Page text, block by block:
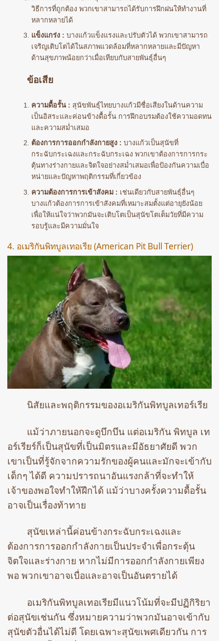
วิธีการที่ถูกต้อง พวกเขาสามารถได้รับการฝึกฝนให้ทำงานที่
หลากหลายได้
แข็งแกร่ง : บางแก้วแข็งแรงและปรับตัวได้ พวกเขาสามารถ
เจริญเติบโตได้ในสภาพแวดล้อมที่หลากหลายและมีปัญหา
ด้านสุขภาพน้อยกว่าเมื่อเทียบกับสายพันธุ์อื่นๆ
ข้อเสีย
ความดื้อรั้น : สุนัขพันธุ์ไทยบางแก้วมีชื่อเสียงในด้านความ
เป็นอิสระและค่อนข้างดื้อรั้น การฝึกอบรมต้องใช้ความอดทน
และความสม่ำเสมอ
ต้องการการออกกำลังกายสูง : บางแก้วเป็นสุนัขที่
กระฉับกระเฉงและกระฉับกระเฉง พวกเขาต้องการการกระ
ตุ้นทางร่างกายและจิตใจอย่างสม่ำเสมอเพื่อป้องกันความเบื่อ
หน่ายและปัญหาพฤติกรรมที่เกี่ยวข้อง
ความต้องการการเข้าสังคม : เช่นเดียวกับสายพันธุ์อื่นๆ
บางแก้วต้องการการเข้าสังคมที่เหมาะสมตั้งแต่อายุยังน้อย
เพื่อให้แน่ใจว่าพวกมันจะเติบโตเป็นสุนัขโตเต็มวัยที่มีความ
รอบรู้และมีความมั่นใจ
4. อเมริกันพิทบูลเทอเรีย (American Pit Bull Terrier)
นิสัยและพฤติกรรมของอเมริกันพิทบูลเทอร์เรีย
แม้ว่าภายนอกจะดูบึกบึน แต่อเมริกัน พิทบูล เท
อร์เรียร์ก็เป็นสุนัขที่เป็นมิตรและมีอัธยาศัยดี พวก
เขาเป็นที่รู้จักจากความรักของผู้คนและมักจะเข้ากับ
เด็กๆ ได้ดี ความปรารถนาอันแรงกล้าที่จะทำให้
เจ้าของพอใจทำให้ฝึกได้ แม้ว่าบางครั้งความดื้อรั้น
อาจเป็นเรื่องท้าทาย
สุนัขเหล่านี้ค่อนข้างกระฉับกระเฉงและ
ต้องการการออกกำลังกายเป็นประจำเพื่อกระตุ้น
จิตใจและร่างกาย หากไม่มีการออกกำลังกายเพียง
พอ พวกเขาอาจเบื่อและอาจเป็นอันตรายได้
อเมริกันพิทบูลเทอเรียมีแนวโน้มที่จะมีปฏิกิริยา
ต่อสุนัขเช่นกัน ซึ่งหมายความว่าพวกมันอาจเข้ากับ
สุนัขตัวอื่นได้ไม่ดี โดยเฉพาะสุนัขเพศเดียวกัน การ